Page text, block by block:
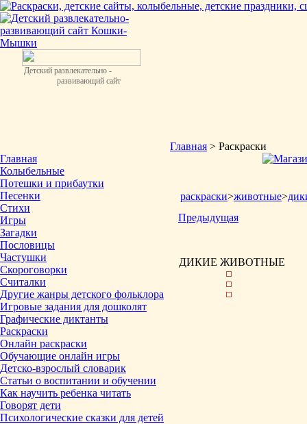
Детский развлекательно -
развивающий сайт
Главная
Колыбельные
Потешки и прибаутки
Песенки
Стихи
Игры
Загадки
Пословицы
Частушки
Скороговорки
Считалки
Другие жанры детского фольклора
Игровые задания для дошколят
Графические диктанты
Раскраски
Онлайн раскраски
Обучающие онлайн игры
Детско-взрослый словарик
Статьи о воспитании и обучении
Как научить ребенка читать
Говорят дети
Психологические сказки для детей
Главная > Раскраски
раскраски>животные>
Предыдущая
ДИКИЕ ЖИВОТНЫЕ